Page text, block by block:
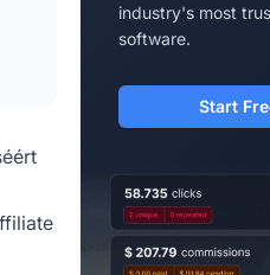
industry's most
software.
Start